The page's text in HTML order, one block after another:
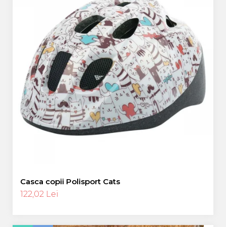
Casca copii Polisport Cats
122,02 Lei